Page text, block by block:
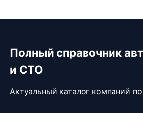
Полный справочник
и СТО
Актуальный каталог компаний